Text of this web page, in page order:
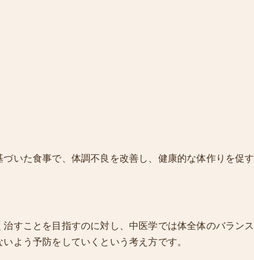
いた食事で、体調不良を改善し、健康的な体作りを促す
すことを目指すのに対し、中医学では体全体のバランス
よう予防をしていくという考え方です。